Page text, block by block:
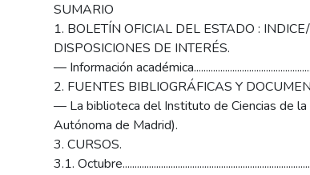
SUMARIO
1. BOLETÍN OFICIAL DEL ESTADO :
DISPOSICIONES DE INTERÉS.
— Información
2. FUENTES BIBLIOGRÁFICAS Y
— La biblioteca del Instituto de Ciencias de la
Autónoma de Madrid).
3. CURSOS.
3.1.